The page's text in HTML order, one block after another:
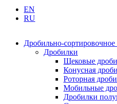
EN
RU
Дробильно-сортировочное
Дробилки
Щековые
Конусная
Роторная
Мобильные
Дробилки